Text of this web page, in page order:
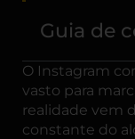
Guia de
O Instagram
vasto para
realidade vem
constante do